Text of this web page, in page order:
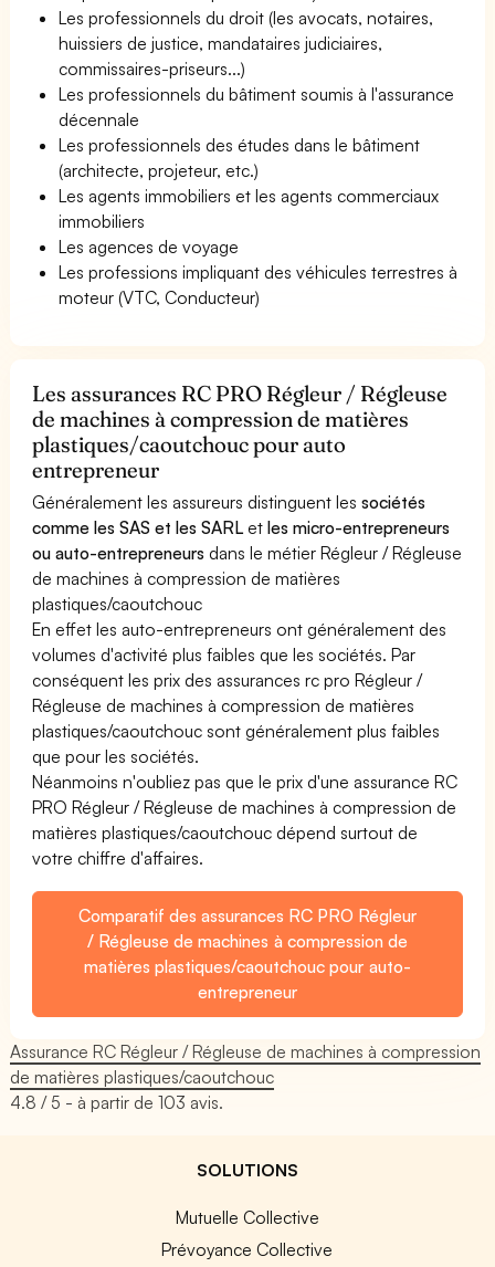
Les professionnels du droit (les avocats, notaires,
huissiers de justice, mandataires judiciaires,
commissaires-priseurs...)
Les professionnels du bâtiment soumis à l'assurance
décennale
Les professionnels des études dans le bâtiment
(architecte, projeteur, etc.)
Les agents immobiliers et les agents commerciaux
immobiliers
Les agences de voyage
Les professions impliquant des véhicules terrestres à
moteur (VTC, Conducteur)
Les assurances RC PRO Régleur / Régleuse
de machines à compression de matières
plastiques/caoutchouc pour auto
entrepreneur
Généralement les assureurs distinguent lessociétés
comme les SAS et les SARL etles micro-entrepreneurs
ou auto-entrepreneurs dans le métier Régleur / Régleuse
de machines à compression de matières
plastiques/caoutchouc
En effet les auto-entrepreneurs ont généralement des
volumes d'activité plus faibles que les sociétés. Par
conséquent les prix des assurances rc pro Régleur /
Régleuse de machines à compression de matières
plastiques/caoutchouc sont généralement plus faibles
que pour les sociétés.
Néanmoins n'oubliez pas que le prix d'une assurance RC
PRO Régleur / Régleuse de machines à compression de
matières plastiques/caoutchouc dépend surtout de
votre chiffre d'affaires.
Comparatif des assurances RC PRO Régleur
/ Régleuse de machines à compression de
matières plastiques/caoutchouc pour auto-
entrepreneur
Assurance RC Régleur / Régleuse de machines à compression
de matières plastiques/caoutchouc
4.8 / 5 - à partir de103 avis.
SOLUTIONS
Mutuelle Collective
Prévoyance Collective